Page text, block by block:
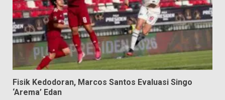
Fisik Kedodoran, Marcos Santos Evaluasi Singo
‘Arema’ Edan